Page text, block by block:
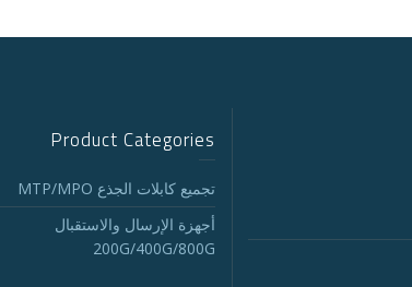
Product Categories
تجميع كابلات الجذع MTP/MPO
أجهزة الإرسال والاستقبال
200G/400G/800G